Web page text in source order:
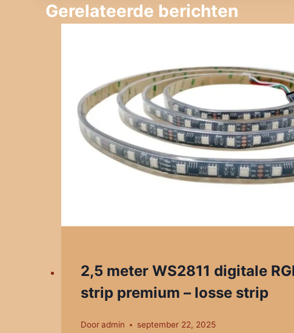
Gerelateerde berichten
2,5 meter WS2811 digitale
strip premium – losse strip
Door admin september 22, 2025